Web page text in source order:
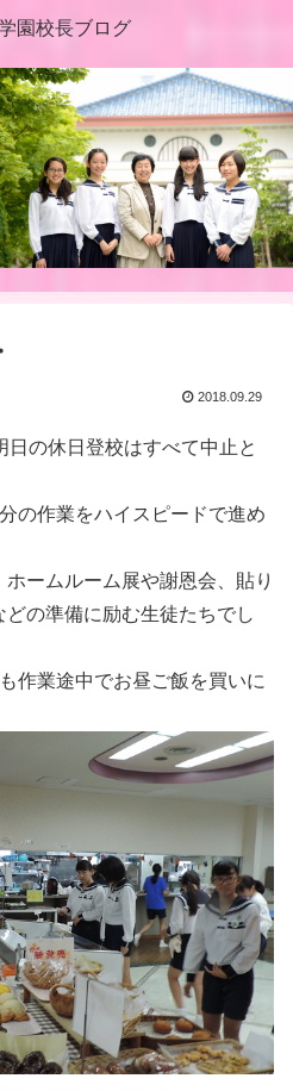
園校長ブログ
2018.09.29
の休日登校はすべて中止と
の作業をハイスピードで進め
ームルーム展や謝恩会、貼り
の準備に励む生徒たちでし
作業途中でお昼ご飯を買いに